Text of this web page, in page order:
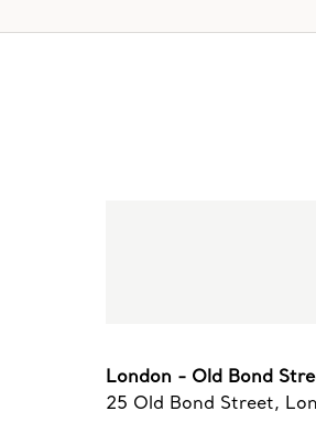
London - Old Bond
25 Old Bond Street,